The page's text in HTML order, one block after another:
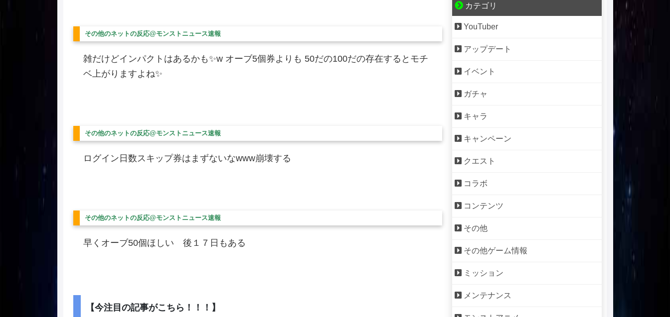
その他のネットの反応@モンストニュース速報
雑だけどインパクトはあるかも✨w オーブ5個券よりも 50だの100だの存在するとモチ
ベ上がりますよね✨
その他のネットの反応@モンストニュース速報
ログイン日数スキップ券はまずないなwww崩壊する
その他のネットの反応@モンストニュース速報
早くオーブ50個ほしい 後１７日もある
【今注目の記事がこちら！！！】
カテゴリ
YouTuber
アップデート
イベント
ガチャ
キャラ
キャンペーン
クエスト
コラボ
コンテンツ
その他
その他ゲーム情報
ミッション
メンテナンス